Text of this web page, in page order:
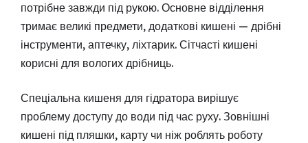
потрібне завжди під рукою. Основне відділення
тримає великі предмети, додаткові кишені — дрібні
інструменти, аптечку, ліхтарик. Сітчасті кишені
корисні для вологих дрібниць.
Спеціальна кишеня для гідратора вирішує
проблему доступу до води під час руху. Зовнішні
кишені під пляшки, карту чи ніж роблять роботу